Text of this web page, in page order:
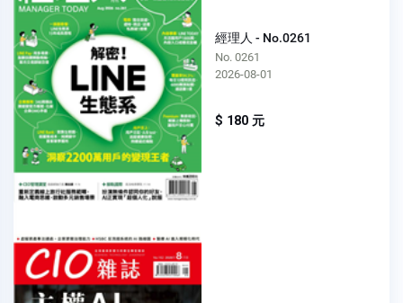
經理人 - No.0261
No. 0261
2026-08-01
$ 180 元